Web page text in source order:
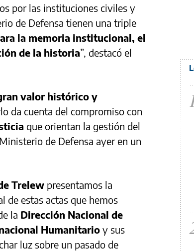
por las instituciones civiles y
de Defensa tienen una triple
la memoria institucional, el
de la historia”, destacó el
valor histórico y
da cuenta del compromiso con
que orientan la gestión del
de Defensa ayer en un
Trelew presentamos la
de estas actas que hemos
la Dirección Nacional de
Humanitario y sus
luz sobre un pasado de
1